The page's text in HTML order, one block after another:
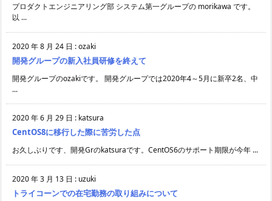
プロダクトエンジニアリング部 システム第一グループの morikawa です。
以 ...
2020 年 8 月 24 日 :ozaki
開発グループの新入社員研修を終えて
開発グループのozakiです。 開発グループでは2020年4～5月に新卒2名、中
...
2020 年 6 月 29 日 : katsura
CentOS8に移行した際に苦労した点
お久しぶりです、開発Grのkatsuraです。CentOS6のサポート期限が今年 ...
2020 年 3 月 13 日 : uzuki
トライコーンでの在宅勤務の取り組みについて